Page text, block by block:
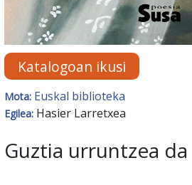
Katalogoan ikusi
Mota: Euskal biblioteka
Egilea: Hasier Larretxea
Guztia urruntzea da